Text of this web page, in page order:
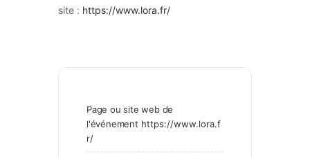
site : https://www.lora.fr/
Page ou site web de
l'événement https://www.lora.f
r/